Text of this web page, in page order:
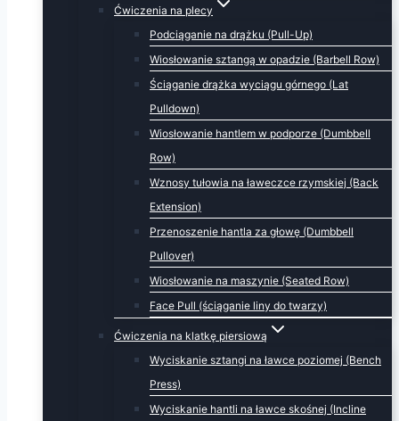
Ćwiczenia na plecy
Podciąganie na drążku (Pull-Up)
Wiosłowanie sztangą w opadzie (Barbell Row)
Ściąganie drążka wyciągu górnego (Lat
Pulldown)
Wiosłowanie hantlem w podporze (Dumbbell
Row)
Wznosy tułowia na ławeczce rzymskiej (Back
Extension)
Przenoszenie hantla za głowę (Dumbbell
Pullover)
Wiosłowanie na maszynie (Seated Row)
Face Pull (ściąganie liny do twarzy)
Ćwiczenia na klatkę piersiową
Wyciskanie sztangi na ławce poziomej (Bench
Press)
Wyciskanie hantli na ławce skośnej (Incline